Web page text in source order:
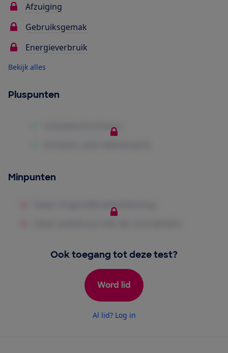
Afzuiging
Gebruiksgemak
Energieverbruik
Bekijk alles
Pluspunten
Minpunten
Ook toegang tot deze test?
Word lid
Al lid? Log in